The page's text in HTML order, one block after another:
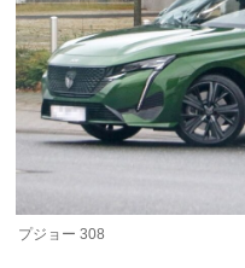
プジョー 308